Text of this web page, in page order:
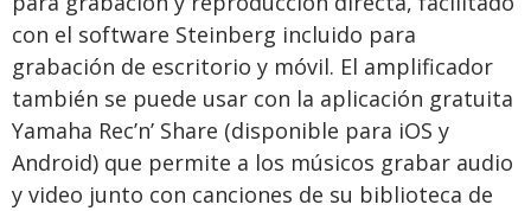
con el software Steinberg incluido para
grabación de escritorio y móvil. El amplificador
también se puede usar con la aplicación gratuita
Yamaha Rec’n’ Share (disponible para iOS y
Android) que permite a los músicos grabar audio
y video junto con canciones de su biblioteca de